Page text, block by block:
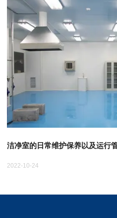
洁净室的日常维护保养以及运行
2022-10-24